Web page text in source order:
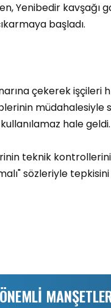
Yenibedir kavşağı
başladı.
çekerek işçileri
müdahalesiyle
hale geldi.
teknik
sözleriyle